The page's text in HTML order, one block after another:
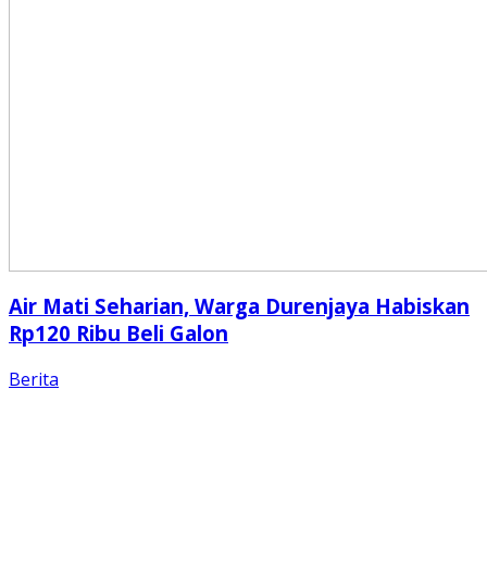
Air Mati Seharian, Warga Durenjaya Habiskan
Rp120 Ribu Beli Galon
Berita